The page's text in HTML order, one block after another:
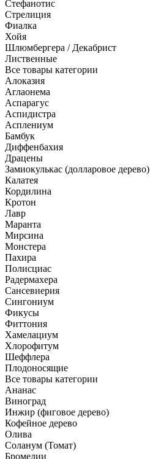
Стефанотис
Стрелиция
Фиалка
Хойя
Шлюмбергера / Декабрист
Лиственные
Все товары категории
Алоказия
Аглаонема
Аспарагус
Аспидистра
Асплениум
Бамбук
Диффенбахия
Драцены
Замиокулькас (долларовое дерево)
Калатея
Кордилина
Кротон
Лавр
Маранта
Мирсина
Монстера
Пахира
Полисциас
Радермахера
Сансевиерия
Сингониум
Фикусы
Фиттония
Хамелациум
Хлорофитум
Шеффлера
Плодоносящие
Все товары категории
Ананас
Виноград
Инжир (фиговое дерево)
Кофейное дерево
Олива
Соланум (Томат)
Бромелии